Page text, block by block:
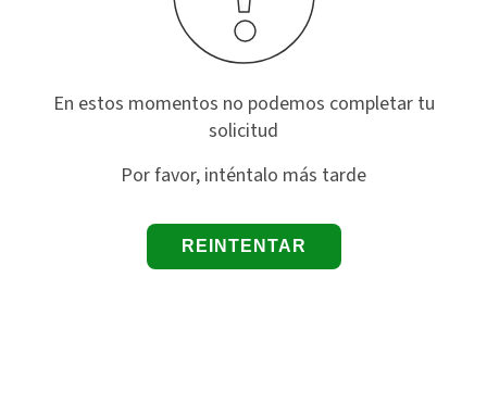
En estos momentos no podemos completar tu
solicitud
Por favor, inténtalo más tarde
REINTENTAR